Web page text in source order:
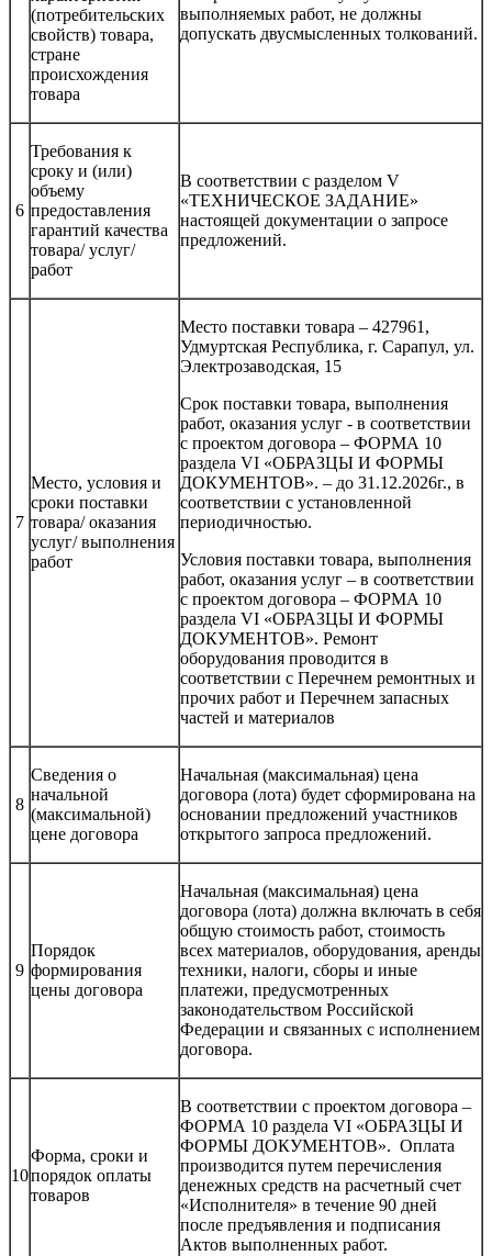
(потребительских
свойств) товара,
стране
происхождения
товара
выполняемых работ, не должны
допускать двусмысленных толкований.
6
Требования к
сроку и (или)
объему
предоставления
гарантий качества
товара/ услуг/
работ
В соответствии с разделом V
«ТЕХНИЧЕСКОЕ ЗАДАНИЕ»
настоящей документации о запросе
предложений.
7
Место, условия и
сроки поставки
товара/ оказания
услуг/ выполнения
работ
Место поставки товара – 427961,
Удмуртская Республика, г. Сарапул, ул.
Электрозаводская, 15
Срок поставки товара, выполнения
работ, оказания услуг - в соответствии
с проектом договора – ФОРМА 10
раздела VI «ОБРАЗЦЫ И ФОРМЫ
ДОКУМЕНТОВ». – до 31.12.2026г., в
соответствии с установленной
периодичностью.
Условия поставки товара, выполнения
работ, оказания услуг – в соответствии
с проектом договора – ФОРМА 10
раздела VI «ОБРАЗЦЫ И ФОРМЫ
ДОКУМЕНТОВ». Ремонт
оборудования проводится в
соответствии с Перечнем ремонтных и
прочих работ и Перечнем запасных
частей и материалов
8
Сведения о
начальной
(максимальной)
цене договора
Начальная (максимальная) цена
договора (лота) будет сформирована на
основании предложений участников
открытого запроса предложений.
9
Порядок
формирования
цены договора
Начальная (максимальная) цена
договора (лота) должна включать в себя
общую стоимость работ, стоимость
всех материалов, оборудования, аренды
техники, налоги, сборы и иные
платежи, предусмотренных
законодательством Российской
Федерации и связанных с исполнением
договора.
10
Форма, сроки и
порядок оплаты
товаров
В соответствии с проектом договора –
ФОРМА 10 раздела VI «ОБРАЗЦЫ И
ФОРМЫ ДОКУМЕНТОВ». Оплата
производится путем перечисления
денежных средств на расчетный счет
«Исполнителя» в течение 90 дней
после предъявления и подписания
Актов выполненных работ.